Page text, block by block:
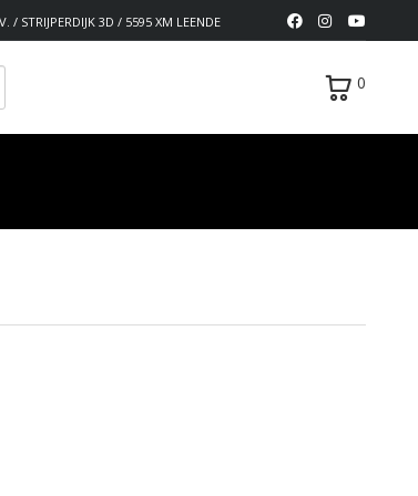
/ STRIJPERDIJK 3D / 5595 XM LEENDE
0